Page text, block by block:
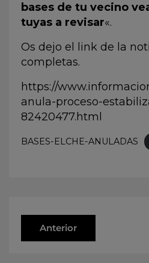
bases de tu vecino
tuyas a revisar«.
Os dejo el link de la
completas.
https://
anula-proceso-
82420477.html
BASES-ELCHE-ANULADAS
Anterior